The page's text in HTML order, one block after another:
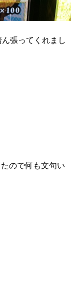
張ってくれまし
ので何も文句い